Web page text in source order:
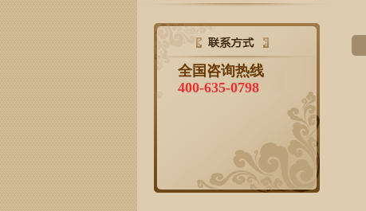
全国咨询热线
400-635-0798